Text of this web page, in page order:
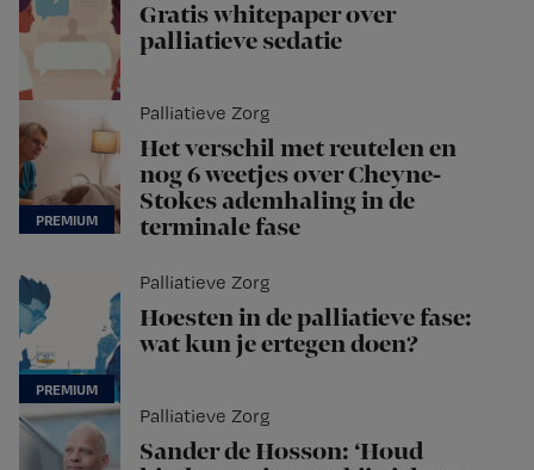
Gratis whitepaper over
palliatieve sedatie
Palliatieve Zorg
Het verschil met reutelen en
nog 6 weetjes over Cheyne-
Stokes ademhaling in de
terminale fase
Palliatieve Zorg
Hoesten in de palliatieve fase:
wat kun je ertegen doen?
Palliatieve Zorg
Sander de Hosson: ‘Houd